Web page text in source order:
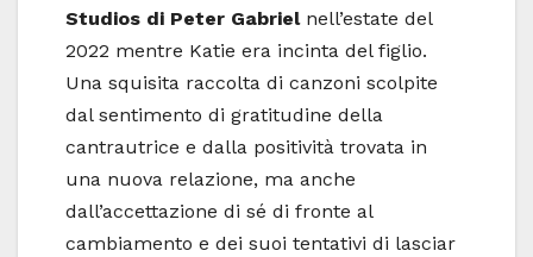
Studios di Peter Gabrielnell’estate del
2022 mentre Katie era incinta del figlio.
Una squisita raccolta di canzoni scolpite
dal sentimento di gratitudine della
cantrautrice e dalla positività trovata in
una nuova relazione, ma anche
dall’accettazione di sé di fronte al
cambiamento e dei suoi tentativi di lasciar